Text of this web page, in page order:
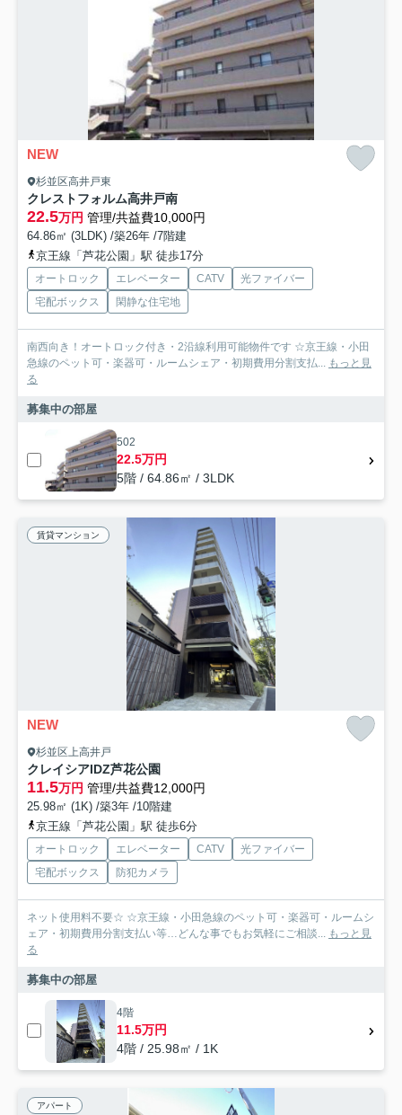
NEW
杉並区高井戸東
クレストフォルム高井戸南
22.5万円 管理/共益費10,000円
64.86㎡ (3LDK) /築26年 /7階建
京王線「芦花公園」駅 徒歩17分
オートロック エレベーター CATV
光ファイバー
宅配ボックス
閑静な住宅地
南西向き！オートロック付き・2沿線利用可能物件です ☆京王線・小田
急線のペット可・楽器可・ルームシェア・初期費用分割支払...
もっと見
る
募集中の部屋
502
22.5万円
5階 / 64.86㎡ / 3LDK
賃貸マンション
NEW
杉並区上高井戸
クレイシアIDZ芦花公園
11.5万円 管理/共益費12,000円
25.98㎡ (1K) /築3年 /10階建
京王線「芦花公園」駅 徒歩6分
オートロック エレベーター CATV
光ファイバー
宅配ボックス
防犯カメラ
ネット使用料不要☆ ☆京王線・小田急線のペット可・楽器可・ルームシ
ェア・初期費用分割支払い等…どんな事でもお気軽にご相談...
もっと見
る
募集中の部屋
4階
11.5万円
4階 / 25.98㎡ / 1K
アパート